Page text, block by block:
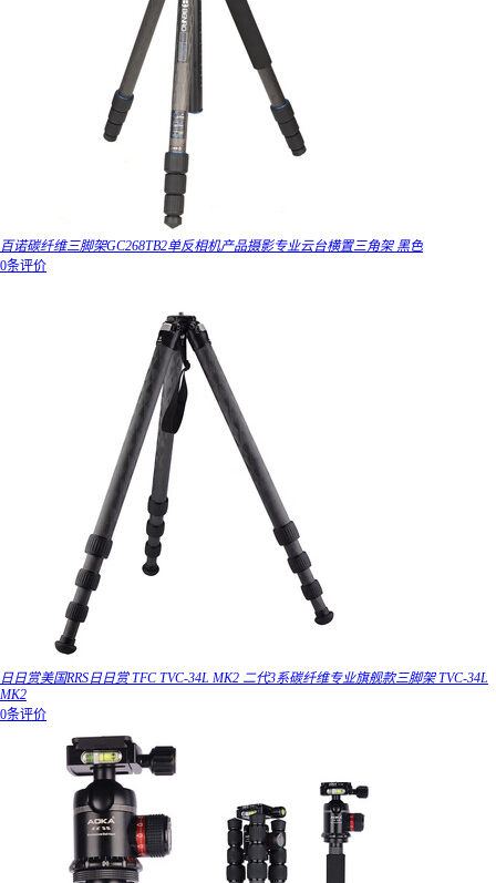
百诺碳纤维三脚架GC268TB2单反相机产品摄影专业云台横置三角架 黑色
0条评价
日日赏美国RRS日日赏 TFC TVC-34L MK2 二代3系碳纤维专业旗舰款三脚架 TVC-34L
MK2
0条评价